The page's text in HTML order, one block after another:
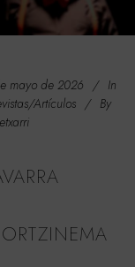
mayo de 2026
In
Artículos
By